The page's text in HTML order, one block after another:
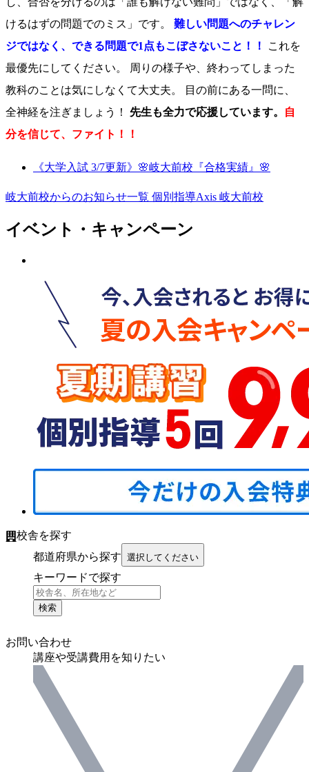
けるはずの問題でのミス」です。 難しい問題へのチャレン
ジではなく、できる問題で1点もこぼさないこと！！
これを
最優先にしてください。 周りの様子や、終わってしまった
教科のことは気にしなくて大丈夫。 目の前にある一問に、
全神経を注ぎましょう！ 先生も全力で応援しています。
自
分を信じて、ファイト！！
《大学入試 3/7更新》🌸岐大前校『合格実績』🌸
岐大前校からのお知らせ一覧 個別指導Axis 岐大前校
イベント・キャンペーン
校舎を探す
都道府県から探す 選択してください
キーワードで探す
検索
お問い合わせ
講座や受講費用を知りたい